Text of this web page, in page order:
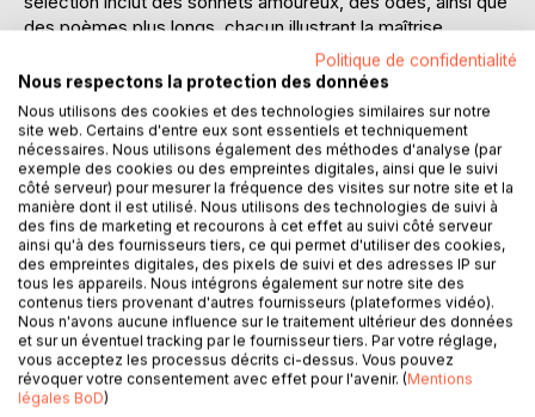
des poèmes plus longs, chacun illustrant la maîtrise
linguistique et la richesse émotionnelle qui caractérisent
l'oeuvre de Ronsard. Les notices, notes et commentaires
qui accompagnent chaque texte offrent un éclairage
précieux sur le contexte historique et littéraire, permettant
au lecteur de mieux comprendre les subtilités et les
nuances des vers du poète. Cette édition soigneusement
commentée est une invitation à redécouvrir un auteur dont
l'influence s'étend bien au-delà de son époque, touchant à
des thèmes universels tels que l'amour, la nature, et la
condition humaine. En parcourant ces pages, le lecteur est
transporté dans un voyage poétique à travers le temps, où
la beauté des mots de Ronsard résonne encore avec force
et pertinence.
L'AUTEUR :
Politique de confidentialité
Nous respectons la protection des données
Nous utilisons des cookies et des technologies similaires sur notre
site web. Certains d'entre eux sont essentiels et techniquement
nécessaires. Nous utilisons également des méthodes d'analyse (par
exemple des cookies ou des empreintes digitales, ainsi que le suivi
côté serveur) pour mesurer la fréquence des visites sur notre site et la
manière dont il est utilisé. Nous utilisons des technologies de suivi à
des fins de marketing et recourons à cet effet au suivi côté serveur
ainsi qu'à des fournisseurs tiers, ce qui permet d'utiliser des cookies,
des empreintes digitales, des pixels de suivi et des adresses IP sur
tous les appareils. Nous intégrons également sur notre site des
contenus tiers provenant d'autres fournisseurs (plateformes vidéo).
Nous n'avons aucune influence sur le traitement ultérieur des données
et sur un éventuel tracking par le fournisseur tiers. Par votre réglage,
vous acceptez les processus décrits ci-dessus. Vous pouvez
révoquer votre consentement avec effet pour l'avenir. (Mentions
légales BoD)